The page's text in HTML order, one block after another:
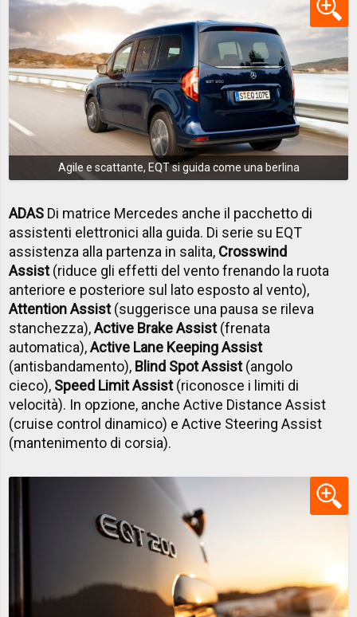
Agile e scattante, EQT si guida come una berlina
ADAS Di matrice Mercedes anche il pacchetto di
assistenti elettronici alla guida. Di serie su EQT
assistenza alla partenza in salita, Crosswind
Assist(riduce gli effetti del vento frenando la ruota
anteriore e posteriore sul lato esposto al vento),
Attention Assist(suggerisce una pausa se rileva
stanchezza),Active Brake Assist(frenata
automatica),Active Lane Keeping Assist
(antisbandamento), Blind Spot Assist(angolo
cieco), Speed Limit Assist(riconosce i limiti di
velocità). In opzione, anche Active Distance Assist
(cruise control dinamico) e Active Steering Assist
(mantenimento di corsia).